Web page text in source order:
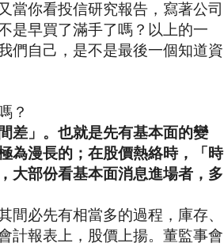
當你看投信研究報告，寫著公司
早買了滿手了嗎？以上的一
們自己，是不是最後一個知道資
？
差」。也就是先有基本面的變
為漫長的；在股價熱絡時，「時
大部份看基本面消息進場者，多
必先有相當多的過程，庫存、
報表上，股價上揚。董監事會